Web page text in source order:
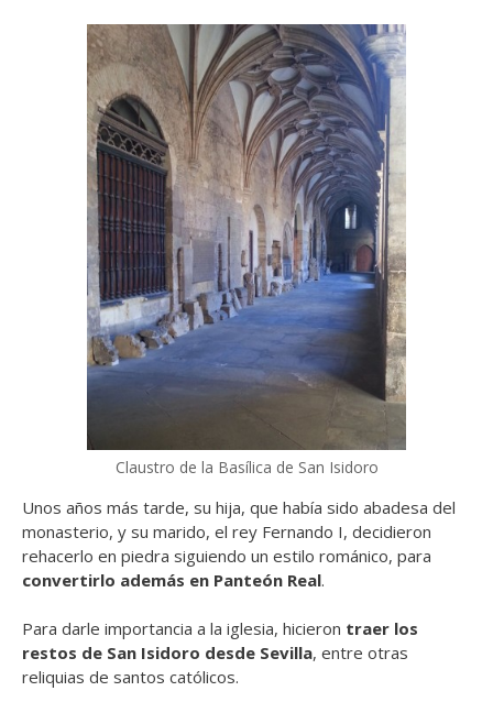
Claustro de la Basílica de San Isidoro
Unos años más tarde, su hija, que había sido abadesa del
monasterio, y su marido, el rey Fernando I, decidieron
rehacerlo en piedra siguiendo un estilo románico, para
convertirlo además en Panteón Real.
Para darle importancia a la iglesia, hicieron traer los
restos de San Isidoro desde Sevilla, entre otras
reliquias de santos católicos.